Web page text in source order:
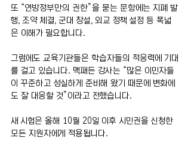
또 “연방정부만의 권한”을 묻는 문항에는 지폐 발
행, 조약 체결, 군대 창설, 외교 정책 설정 등 폭넓
은 이해가 필요합니다.
그럼에도 교육기관들은 학습자들의 적응력에 기대
를 걸고 있습니다. 맥패든 강사는 “많은 이민자들
이 꾸준하고 성실하게 준비해 왔기 때문에 변화에
도 잘 대응할 것”이라고 전했습니다.
새 시험은 올해 10월 20일 이후 시민권을 신청한
모든 지원자에게 적용됩니다.